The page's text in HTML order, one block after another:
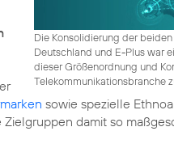
Die Konsolidierung der
Deutschland und E-Plus war
dieser Größenordnung und
Telekommunikationsbranche
sowie spezielle
damit so